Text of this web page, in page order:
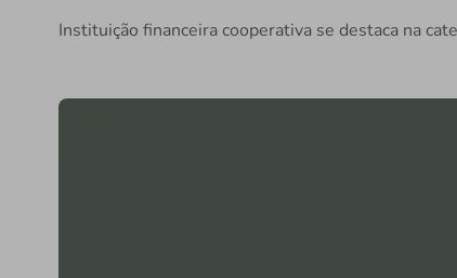
Instituição financeira cooperativa se destaca na